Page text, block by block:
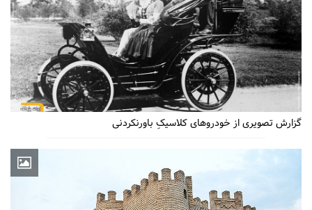
گزارش تصویری از خودروهای کلاسیکِ باورنکردنی